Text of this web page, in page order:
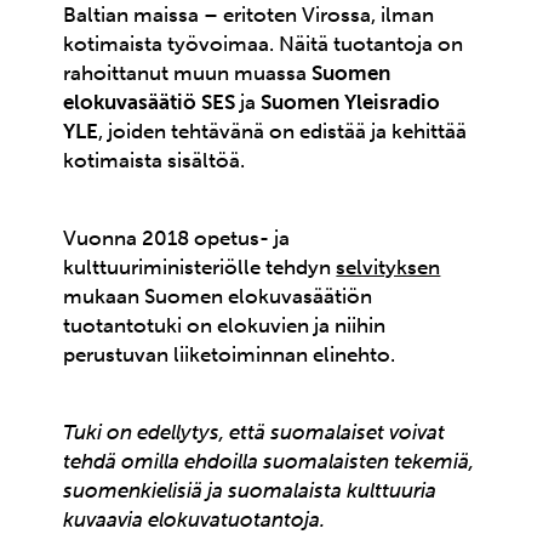
Baltian maissa – eritoten Virossa, ilman
kotimaista työvoimaa. Näitä tuotantoja on
rahoittanut muun muassaSuomen
elokuvasäätiö SES jaSuomen Yleisradio
YLE, joiden tehtävänä on edistää ja kehittää
kotimaista sisältöä.
Vuonna 2018 opetus- ja
kulttuuriministeriölle tehdynselvityksen
mukaan Suomen elokuvasäätiön
tuotantotuki on elokuvien ja niihin
perustuvan liiketoiminnan elinehto.
Tuki on edellytys, että suomalaiset voivat
tehdä omilla ehdoilla suomalaisten tekemiä,
suomenkielisiä ja suomalaista kulttuuria
kuvaavia elokuvatuotantoja.